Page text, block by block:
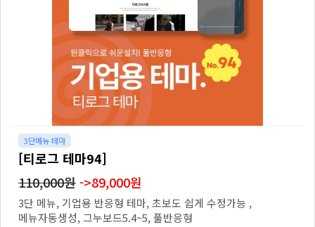
3단메뉴 테마
[티로그 테마94]
110,000원->89,000원
3단 메뉴, 기업용 반응형 테마, 초보도 쉽게 수정가능 ,
메뉴자동생성, 그누보드5.4~5, 풀반응형